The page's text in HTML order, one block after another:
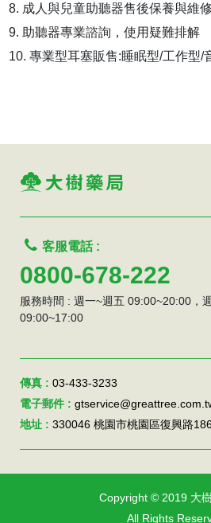
成人與兒童助聽器售後保養與維修
助聽器專業諮詢，使用疑難排解
專業型耳塞販售:睡眠型/工作型/
客服電話 :
0800-678-222
服務時間 : 週一~週五 09:00~20:00，
09:00~17:00
傳真 : 03-433-3233
電子郵件 :
地址 : 330046 桃園市桃園區復興路
Copyright © 2019 大
All Rights